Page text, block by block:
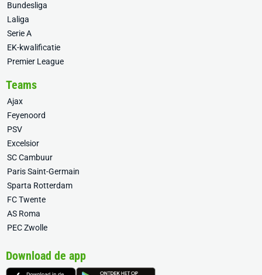
Bundesliga
Laliga
Serie A
EK-kwalificatie
Premier League
Teams
Ajax
Feyenoord
PSV
Excelsior
SC Cambuur
Paris Saint-Germain
Sparta Rotterdam
FC Twente
AS Roma
PEC Zwolle
Download de app